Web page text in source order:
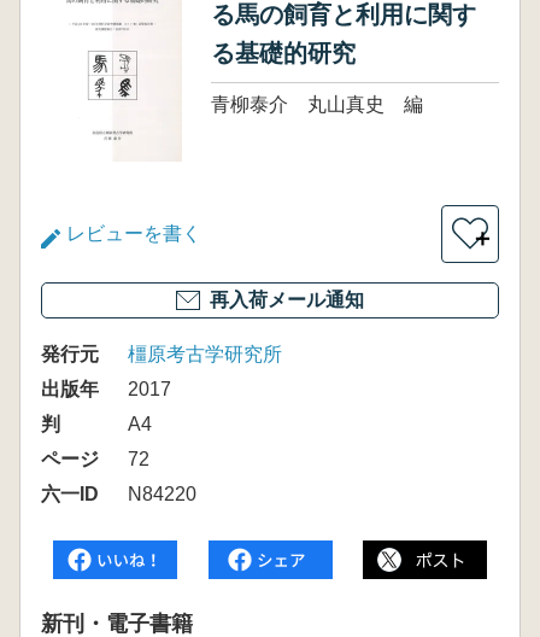
る馬の飼育と利用に関す
る基礎的研究
青柳泰介 丸山真史 編
レビューを書く ＋
再入荷メール通知
発行元
橿原考古学研究所
出版年
2017
判
A4
ページ
72
六一ID
N84220
新刊・電子書籍